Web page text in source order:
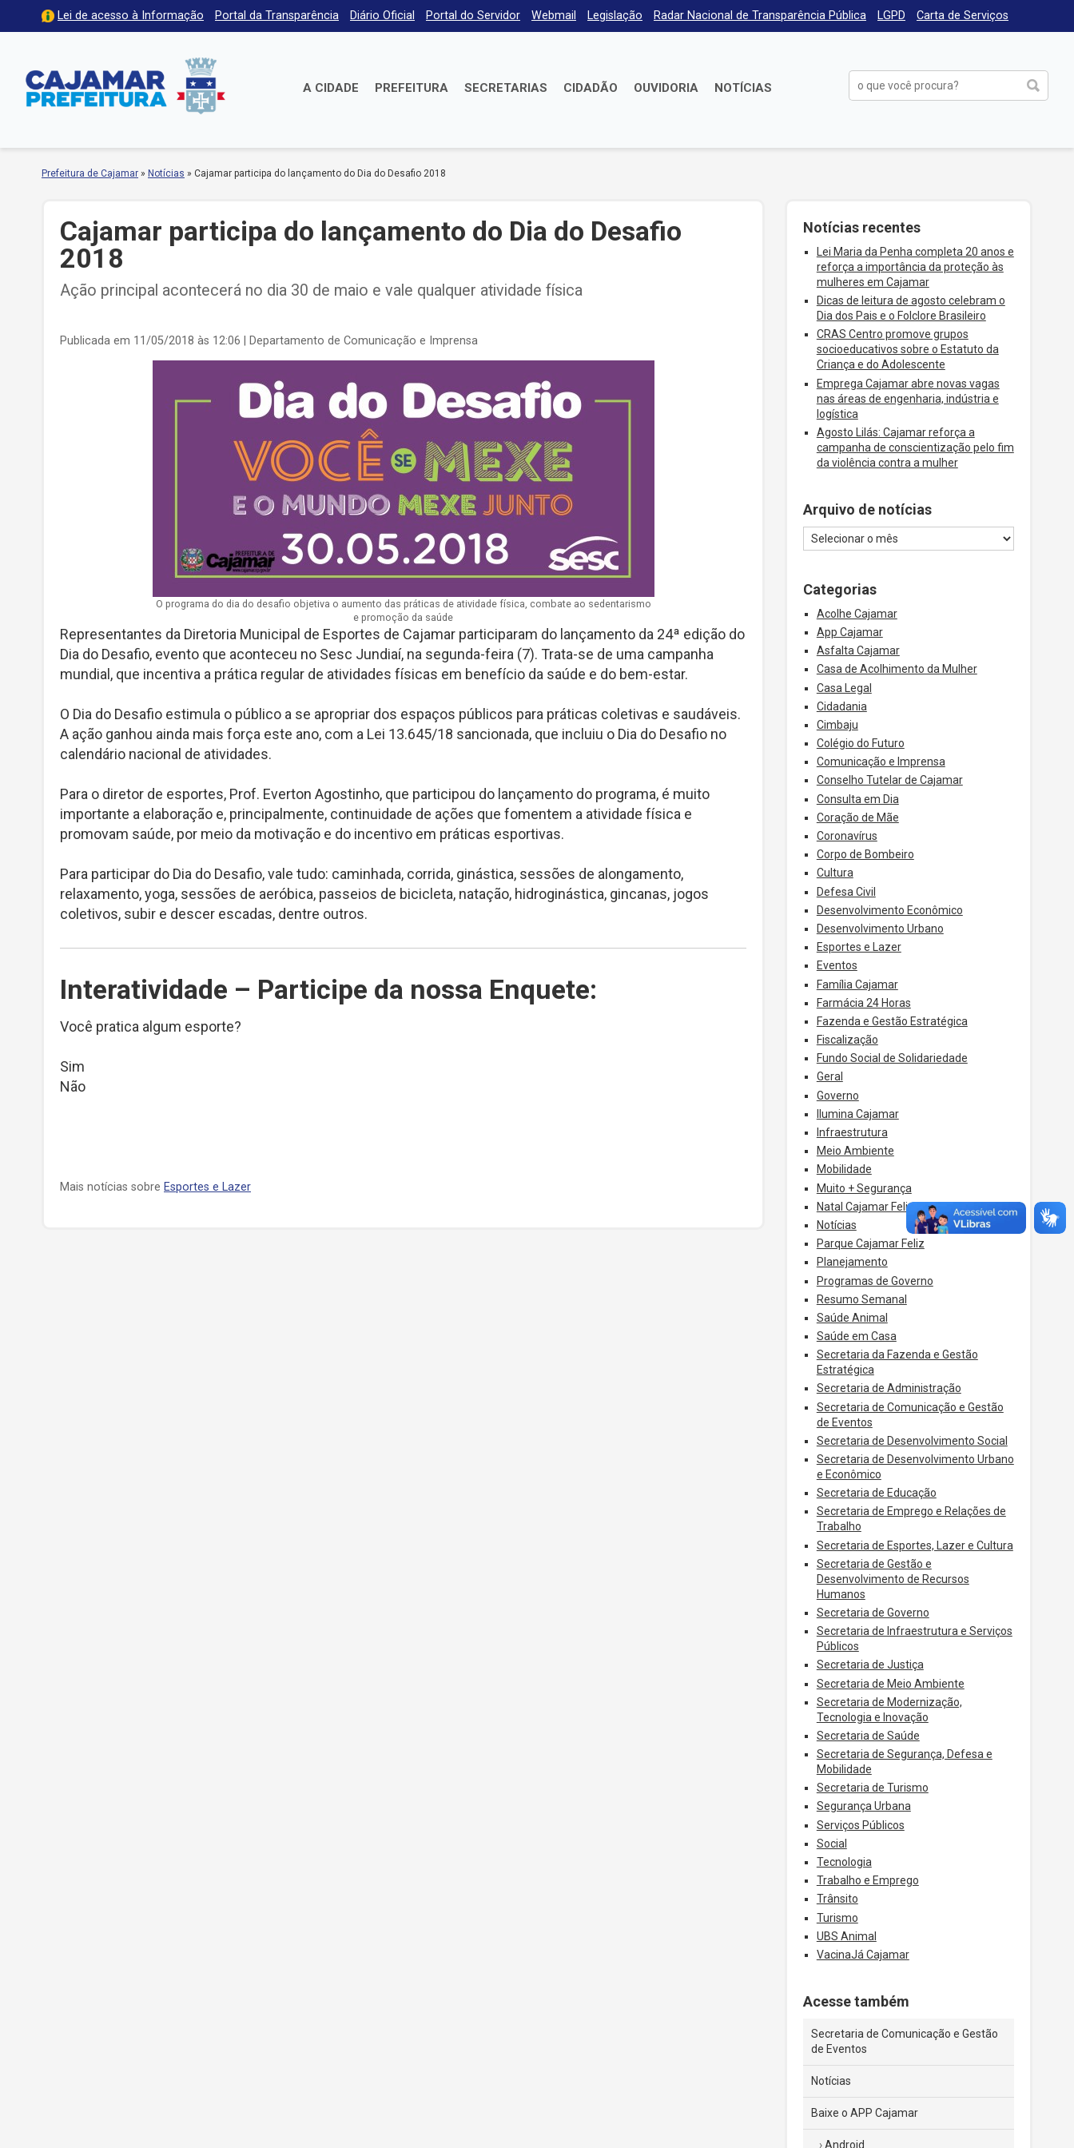
Lei de acesso à Informação Portal da Transparência Diário Oficial Portal do Servidor Webmail Legislação Radar Nacional de Transparência Pública LGPD Carta de Serviços
A CIDADE PREFEITURA SECRETARIAS CIDADÃO OUVIDORIA NOTÍCIAS
Prefeitura de Cajamar » Notícias » Cajamar participa do lançamento do Dia do Desafio 2018
Cajamar participa do lançamento do Dia do Desafio
2018
Ação principal acontecerá no dia 30 de maio e vale qualquer atividade física
Publicada em 11/05/2018 às 12:06 | Departamento de Comunicação e Imprensa
O programa do dia do desafio objetiva o aumento das práticas de atividade física, combate ao sedentarismo
e promoção da saúde
Representantes da Diretoria Municipal de Esportes de Cajamar participaram do lançamento da 24ª edição do
Dia do Desafio, evento que aconteceu no Sesc Jundiaí, na segunda-feira (7). Trata-se de uma campanha
mundial, que incentiva a prática regular de atividades físicas em benefício da saúde e do bem-estar.
O Dia do Desafio estimula o público a se apropriar dos espaços públicos para práticas coletivas e saudáveis.
A ação ganhou ainda mais força este ano, com a Lei 13.645/18 sancionada, que incluiu o Dia do Desafio no
calendário nacional de atividades.
Para o diretor de esportes, Prof. Everton Agostinho, que participou do lançamento do programa, é muito
importante a elaboração e, principalmente, continuidade de ações que fomentem a atividade física e
promovam saúde, por meio da motivação e do incentivo em práticas esportivas.
Para participar do Dia do Desafio, vale tudo: caminhada, corrida, ginástica, sessões de alongamento,
relaxamento, yoga, sessões de aeróbica, passeios de bicicleta, natação, hidroginástica, gincanas, jogos
coletivos, subir e descer escadas, dentre outros.
Interatividade – Participe da nossa Enquete:
Você pratica algum esporte?
Sim
Não
Mais notícias sobre Esportes e Lazer
Notícias recentes
Lei Maria da Penha completa 20 anos e
reforça a importância da proteção às
mulheres em Cajamar
Dicas de leitura de agosto celebram o
Dia dos Pais e o Folclore Brasileiro
CRAS Centro promove grupos
socioeducativos sobre o Estatuto da
Criança e do Adolescente
Emprega Cajamar abre novas vagas
nas áreas de engenharia, indústria e
logística
Agosto Lilás: Cajamar reforça a
campanha de conscientização pelo fim
da violência contra a mulher
Arquivo de notícias
Categorias
Acolhe Cajamar
App Cajamar
Asfalta Cajamar
Casa de Acolhimento da Mulher
Casa Legal
Cidadania
Cimbaju
Colégio do Futuro
Comunicação e Imprensa
Conselho Tutelar de Cajamar
Consulta em Dia
Coração de Mãe
Coronavírus
Corpo de Bombeiro
Cultura
Defesa Civil
Desenvolvimento Econômico
Desenvolvimento Urbano
Esportes e Lazer
Eventos
Família Cajamar
Farmácia 24 Horas
Fazenda e Gestão Estratégica
Fiscalização
Fundo Social de Solidariedade
Geral
Governo
Ilumina Cajamar
Infraestrutura
Meio Ambiente
Mobilidade
Muito + Segurança
Natal Cajamar Feliz
Notícias
Parque Cajamar Feliz
Planejamento
Programas de Governo
Resumo Semanal
Saúde Animal
Saúde em Casa
Secretaria da Fazenda e Gestão
Estratégica
Secretaria de Administração
Secretaria de Comunicação e Gestão
de Eventos
Secretaria de Desenvolvimento Social
Secretaria de Desenvolvimento Urbano
e Econômico
Secretaria de Educação
Secretaria de Emprego e Relações de
Trabalho
Secretaria de Esportes, Lazer e Cultura
Secretaria de Gestão e
Desenvolvimento de Recursos
Humanos
Secretaria de Governo
Secretaria de Infraestrutura e Serviços
Públicos
Secretaria de Justiça
Secretaria de Meio Ambiente
Secretaria de Modernização,
Tecnologia e Inovação
Secretaria de Saúde
Secretaria de Segurança, Defesa e
Mobilidade
Secretaria de Turismo
Segurança Urbana
Serviços Públicos
Social
Tecnologia
Trabalho e Emprego
Trânsito
Turismo
UBS Animal
VacinaJá Cajamar
Acesse também
Secretaria de Comunicação e Gestão
de Eventos
Notícias
Baixe o APP Cajamar
Android